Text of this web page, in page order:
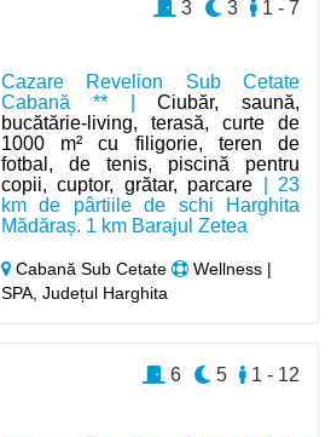
Cazare Revelion Sub Cetate
Cabană ** |Ciubăr, saună,
bucătărie-living, terasă, curte de
1000 m² cu filigorie, teren de
fotbal, de tenis, piscină pentru
copii, cuptor, grătar, parcare | 23
km de pârtiile de schi Harghita
Mădăraș. 1 km Barajul Zetea
Cabană Sub Cetate
Wellness |
SPA, Județul Harghita
1 - 7
3
3
1 - 12
5
6